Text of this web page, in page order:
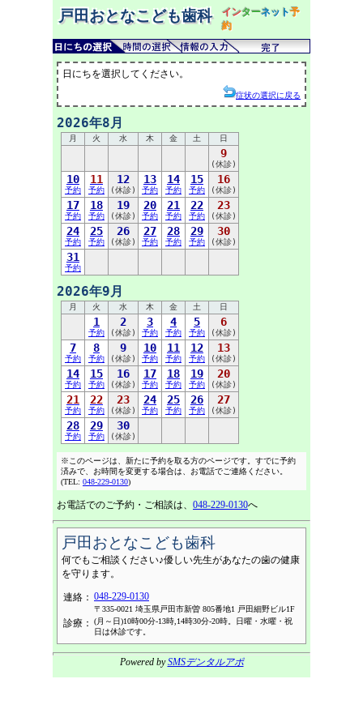
戸田おとなこども歯科 インターネット予
約
日にちを選択してください。
症状の選択に戻る
2026年8月
月 火 水 木 金 土 日
9
(休診)
10
予約
11
予約
12
(休診)
13
予約
14
予約
15
予約
16
(休診)
17
予約
18
予約
19
(休診)
20
予約
21
予約
22
予約
23
(休診)
24
予約
25
予約
26
(休診)
27
予約
28
予約
29
予約
30
(休診)
31
予約
2026年9月
月 火 水 木 金 土 日
1
予約
2
(休診)
3
予約
4
予約
5
予約
6
(休診)
7
予約
8
予約
9
(休診)
10
予約
11
予約
12
予約
13
(休診)
14
予約
15
予約
16
(休診)
17
予約
18
予約
19
予約
20
(休診)
21
予約
22
予約
23
(休診)
24
予約
25
予約
26
予約
27
(休診)
28
予約
29
予約
30
(休診)
※このページは、新たに予約を取る方のページです。すでに予約
済みで、お時間を変更する場合は、お電話でご連絡ください。
(TEL: 048-229-0130)
お電話でのご予約・ご相談は、 048-229-0130へ
戸田おとなこども歯科
何でもご相談ください♪優しい先生があなたの歯の健康
を守ります。
連絡： 048-229-0130
〒335-0021 埼玉県戸田市新曽 805番地1 戸田細野ビル1F
診療：
(月～日)10時00分-13時,14時30分-20時。日曜・水曜・祝
日は休診です。
Powered bySMSデンタルアポ